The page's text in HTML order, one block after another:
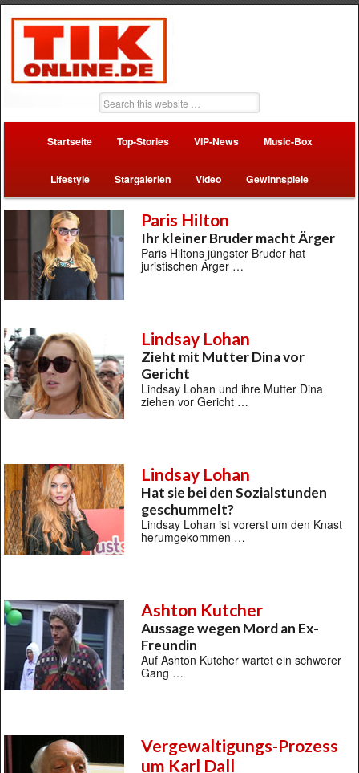
Startseite Top-Stories VIP-News Music-Box
Lifestyle Stargalerien Video Gewinnspiele
Paris Hilton
Ihr kleiner Bruder macht Ärger
Paris Hiltons jüngster Bruder hat
juristischen Ärger …
Lindsay Lohan
Zieht mit Mutter Dina vor
Gericht
Lindsay Lohan und ihre Mutter Dina
ziehen vor Gericht …
Lindsay Lohan
Hat sie bei den Sozialstunden
geschummelt?
Lindsay Lohan ist vorerst um den Knast
herumgekommen …
Ashton Kutcher
Aussage wegen Mord an Ex-
Freundin
Auf Ashton Kutcher wartet ein schwerer
Gang …
Vergewaltigungs-Prozess
um Karl Dall